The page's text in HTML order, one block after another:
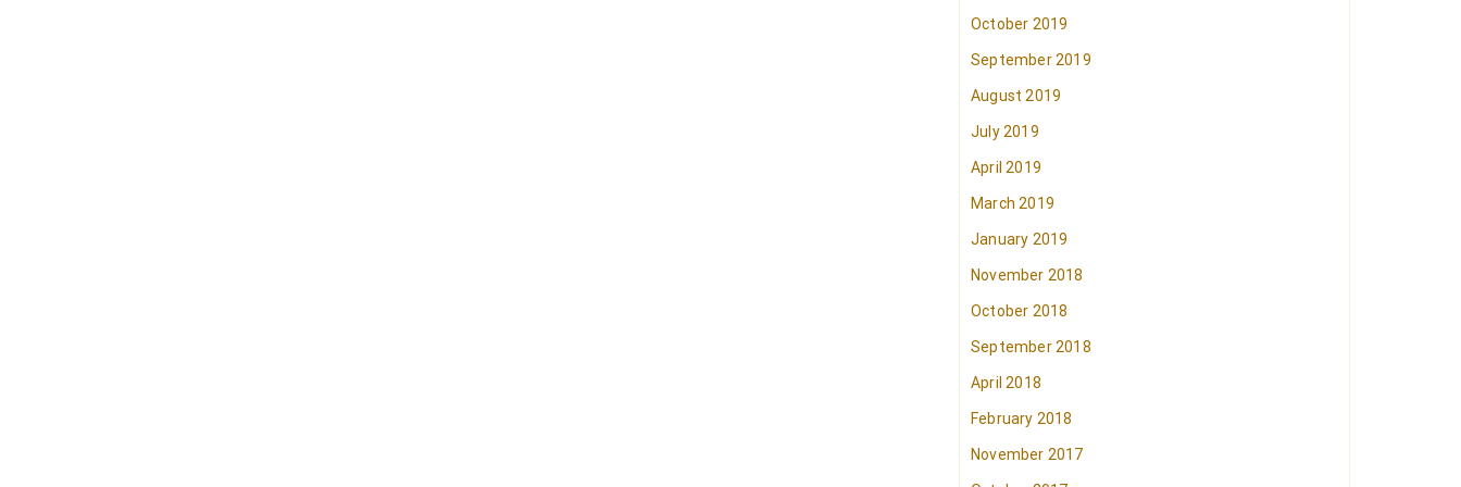
October 2019
September 2019
August 2019
July 2019
April 2019
March 2019
January 2019
November 2018
October 2018
September 2018
April 2018
February 2018
November 2017